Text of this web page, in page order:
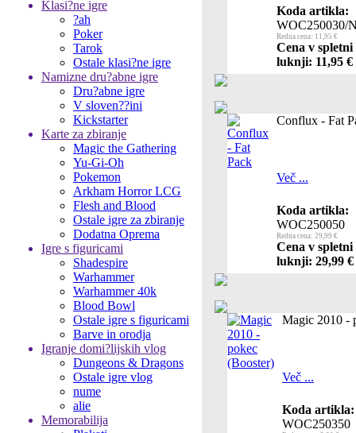
Klasi?ne igre
?ah
Poker
Tarok
Ostale klasi?ne igre
Namizne dru?abne igre
Dru?abne igre
V sloven??ini
Kickstarter
Karte za zbiranje
Magic the Gathering
Yu-Gi-Oh
Pokemon
Arkham Horror LCG
Flesh and Blood
Ostale igre za zbiranje
Dodatna Oprema
Igre s figuricami
Shadespire
Warhammer
Warhammer 40k
Blood Bowl
Ostale igre s figuricami
Barve in orodja
Igranje domi?lijskih vlog
Dungeons & Dragons
Ostale igre vlog
nume
alie
Memorabilija
Koda artikla:
WOC250030/
Redna cena: 11,95 €
Cena v
luknji: 11,95 €
Conflux - Fat
Več ...
Koda artikla:
WOC250050
Redna cena: 29,99 €
Cena v
luknji: 29,99 €
Magic 2010 -
Več ...
Koda artikla:
WOC250350